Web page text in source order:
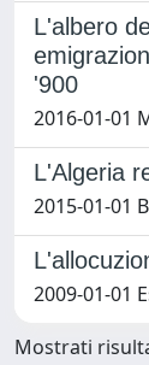
L'albero
'900
2016-01-01
L'Algeria
2015-01-01
2009-01-01
Mostrati